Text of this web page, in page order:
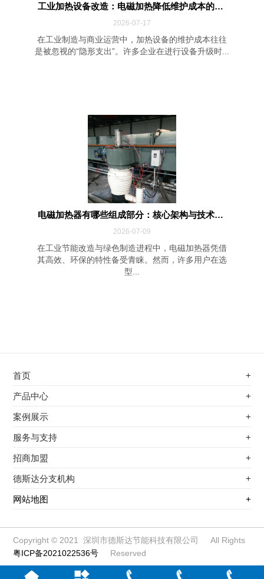
工业加热设备改造：电磁加热降低维护成本的四...
2026-07-17
在工业制造与商业运营中，加热设备的维护成本往往
是被忽视的“隐形支出”。许多企业在进行设备升级时...
电磁加热器有哪些组成部分：核心架构与技术解...
2026-07-09
在工业节能改造与绿色制造进程中，电磁加热器凭借
其高效、环保的特性备受青睐。然而，许多用户在选
型...
首页 +
不锈钢专用电磁加热器
电磁蒸汽发生器
电磁加热棒配件
扩散泵电磁加热器
柜式电磁加热器
电磁锅炉配件
定制电磁加热线圈
产品中心 +
不锈钢专用电磁加热器
电磁蒸汽发生器
电磁加热棒配件
变频电磁采暖炉
柜式电磁加热器
电磁锅炉配件
案例展示 +
最新案例
其他应用
服务与支持 +
服务覆盖网络
服务流程
招商加盟 +
前景分析
加盟条件
加盟流程
德斯达分支机构 +
江信电子机构
网站地图 +
Copyright © 2021 深圳市德斯达节能科技有限公司 All Rights
Reserved
粤ICP备2021022536号